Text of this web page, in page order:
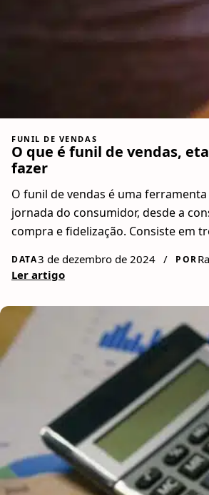
FUNIL DE VENDAS
O que é funil de vendas,
fazer
O funil de vendas é uma
jornada do consumidor, desde a
compra e fidelização. Consiste em
DATA3 de dezembro de 2024 / POR
Ler artigo